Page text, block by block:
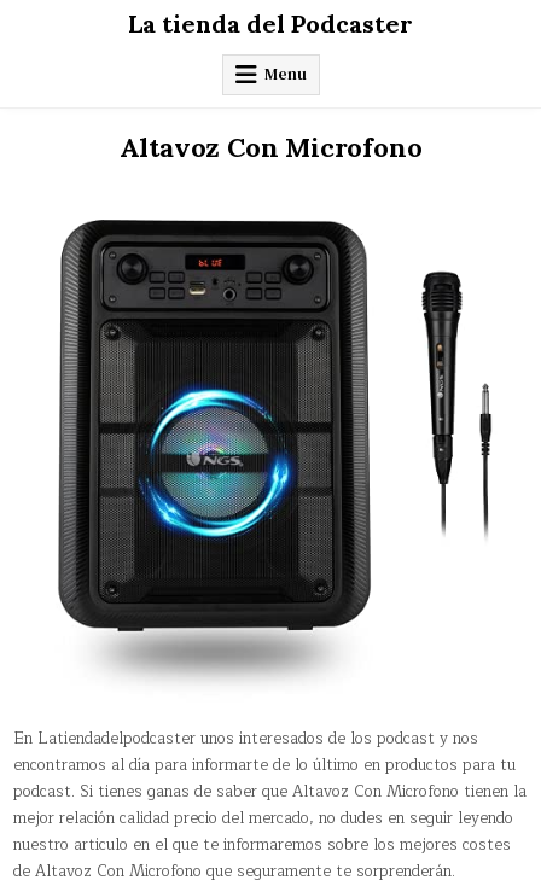
La tienda del Podcaster
Menu
Altavoz Con Microfono
En Latiendadelpodcaster unos interesados de los podcast y nos
encontramos al día para informarte de lo último en productos para tu
podcast. Si tienes ganas de saber que Altavoz Con Microfono tienen la
mejor relación calidad precio del mercado, no dudes en seguir leyendo
nuestro articulo en el que te informaremos sobre los mejores costes
de Altavoz Con Microfono que seguramente te sorprenderán.